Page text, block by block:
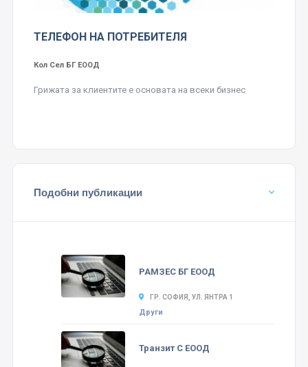
ТЕЛЕФОН НА ПОТРЕБИТЕЛЯ
Кол Сел БГ ЕООД
Грижата за клиентите е основата на всеки бизнес
Подобни публикации
РАМЗЕС БГ ЕООД
ГР. СОФИЯ, УЛ. ЯНТРА 1
Други
Транзит С ЕООД